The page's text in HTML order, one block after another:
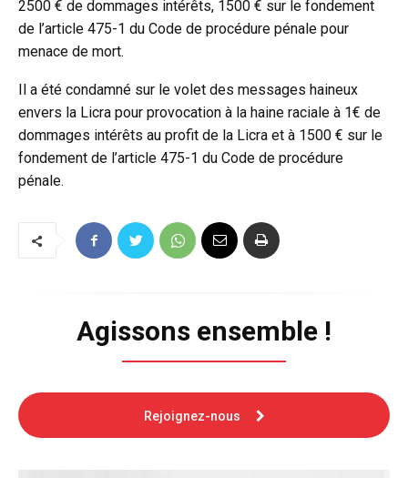
2500 € de dommages intérêts, 1500 € sur le fondement
de l’article 475-1 du Code de procédure pénale pour
menace de mort.
Il a été condamné sur le volet des messages haineux
envers la Licra pour provocation à la haine raciale à 1€ de
dommages intérêts au profit de la Licra et à 1500 € sur le
fondement de l’article 475-1 du Code de procédure
pénale.
Agissons ensemble !
Rejoignez-nous